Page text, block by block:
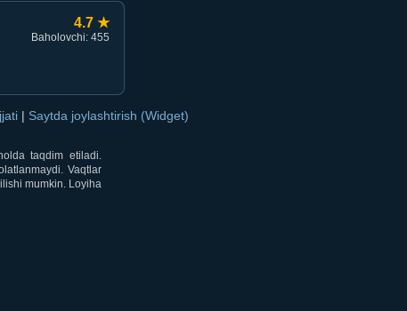
4.7 ★
Baholovchi: 455
| Saytda joylashtirish (Widget)
taqdim etiladi.
Vaqtlar
mumkin. Loyiha